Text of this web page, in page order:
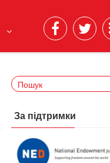
За підтримки